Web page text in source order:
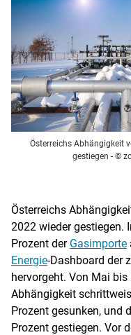
Österreichs Abhängigkeit
gestiegen - ©
Österreichs
2022 wieder gestiegen.
Prozent der Gasimporte
Energie-Dashboard der
hervorgeht. Von Mai
Abhängigkeit
Prozent gesunken, und
Prozent gestiegen. Vor